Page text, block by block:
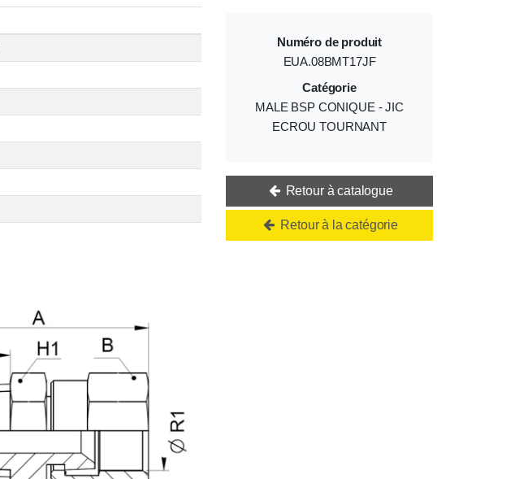
Numéro de produit
EUA.08BMT17JF
Catégorie
MALE BSP CONIQUE - JIC
ECROU TOURNANT
Retour à catalogue
Retour à la catégorie